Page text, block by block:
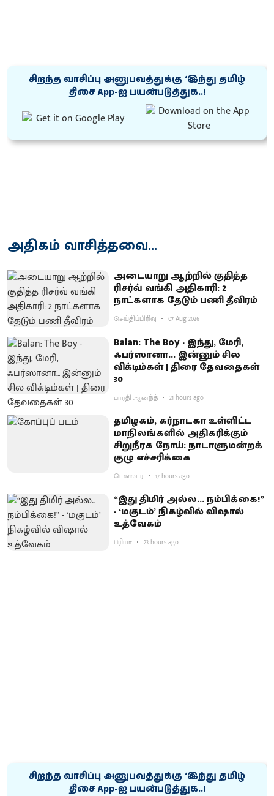
சிறந்த வாசிப்பு அனுபவத்துக்கு ‘இந்து தமிழ்
திசை App-ஐ பயன்படுத்துக..!
அதிகம் வாசித்தவை...
அடையாறு ஆற்றில் குதித்த
ரிசர்வ் வங்கி அதிகாரி: 2
நாட்களாக தேடும் பணி தீவிரம்
செய்திப்பிரிவு 07 Aug 2026
Balan: The Boy - இந்து, மேரி,
ஃபர்ஸானா... இன்னும் சில
விக்டிம்கள் | திரை தேவதைகள்
30
பாரதி ஆனந்த் 21 hours ago
தமிழகம், கர்நாடகா உள்ளிட்ட
மாநிலங்களில் அதிகரிக்கும்
சிறுநீரக நோய்: நாடாளுமன்றக்
குழு எச்சரிக்கை
டெக்ஸ்டர் 17 hours ago
“இது திமிர் அல்ல... நம்பிக்கை!”
- ‘மகுடம்’ நிகழ்வில் விஷால்
உத்வேகம்
ப்ரியா 23 hours ago
சிறந்த வாசிப்பு அனுபவத்துக்கு ‘இந்து தமிழ்
திசை App-ஐ பயன்படுத்துக..!